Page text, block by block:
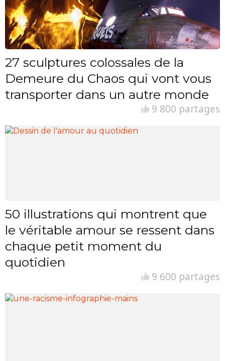
27 sculptures colossales de la
Demeure du Chaos qui vont vous
transporter dans un autre monde
9 800 partages
50 illustrations qui montrent que
le véritable amour se ressent dans
chaque petit moment du
quotidien
9 600 partages